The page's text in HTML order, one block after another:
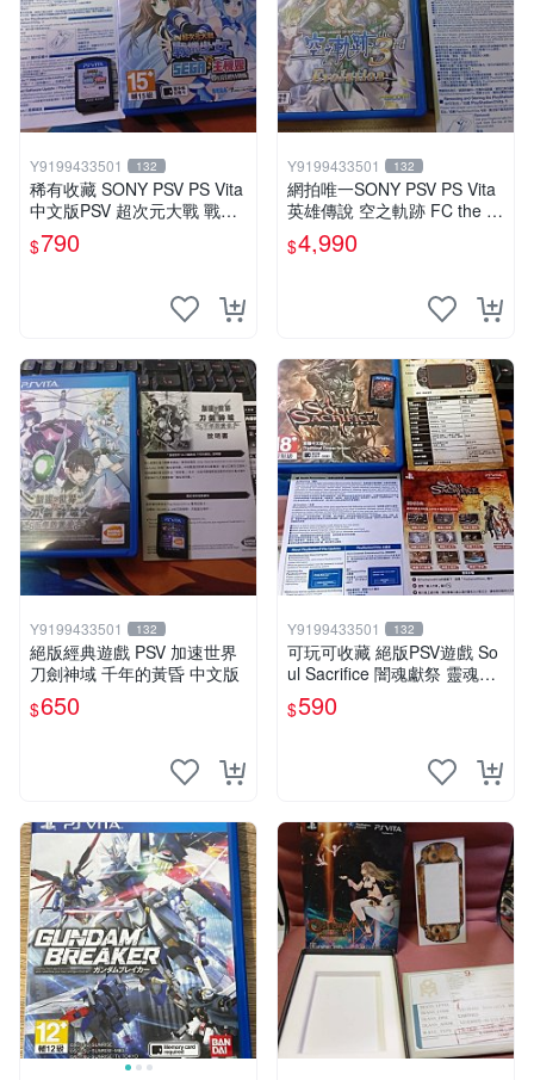
Y9199433501 132
稀有收藏 SONY PSV PS Vita
中文版PSV 超次元大戰 戰機
少女 VS Sega主機娘夢幻合
體特別版
$790
Y9199433501 132
網拍唯一SONY PSV PS Vita
英雄傳說 空之軌跡 FC the 3r
d evolution 中文版
$4,990
Y9199433501 132
絕版經典遊戲 PSV 加速世界
刀劍神域 千年的黃昏 中文版
$650
Y9199433501 132
可玩可收藏 絕版PSV遊戲 So
ul Sacrifice 闇魂獻祭 靈魂祭
品 中文版 單卡560 完整590
$590